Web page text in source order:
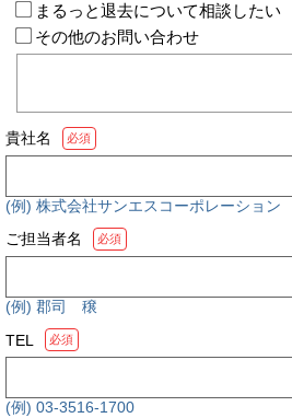
まるっと退去について相談したい
その他のお問い合わせ
貴社名 必須
(例) 株式会社サンエスコーポレーション
ご担当者名
必須
(例) 郡司 穣
TEL
必須
(例) 03-3516-1700